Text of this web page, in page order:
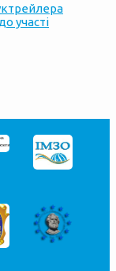
участі